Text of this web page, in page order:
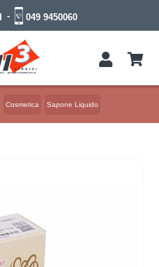
- 049 9450060
Cosmetica Sapone Liquido